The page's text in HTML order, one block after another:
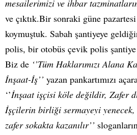
mesailerimizi ve ihbar
ve çıktık.Bir sonraki güne
koymuştuk. Sabah şantiyeye
polis, bir otobüs çevik polis
Biz de ‘’Tüm Haklarımızı Alana
İnşaat-İş’’ yazan pankartımızı
‘’İnşaat işçisi köle değildir, Zafer
İşçilerin birliği sermayeyi yenecek,
zafer sokakta kazanılır’’